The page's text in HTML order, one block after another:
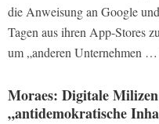
die Anweisung an Google
Tagen aus ihren App-Stores
um „anderen Unternehmen
Moraes: Digitale
„antidemokratische